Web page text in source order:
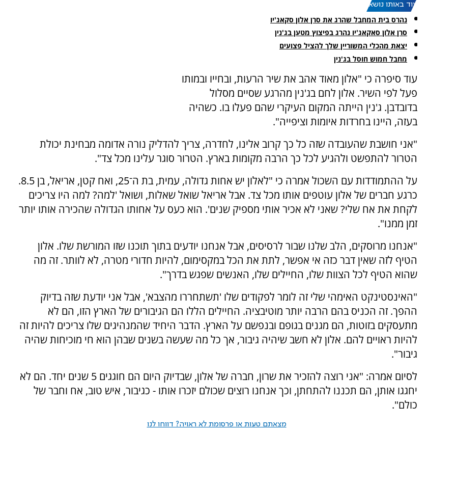
עוד באותו נושא:
נהרס בית המחבל שהרג את סרן אלון סקאג'יו
סרן אלון סאקאג'יו נהרג בפיצוץ מטען בג'נין
יצאת מהכלי המשוריין שלך להציל פצועים
מחבל חמוש חוסל בג'נין
עוד סיפרה כי "אלון מאוד אהב את שיר הרעות, ובחייו ובמותו
פעל לפי השיר. אלון לחם בג'נין מהרגע שסיים מסלול
בדובדבן. ג'נין הייתה המקום העיקרי שהם פעלו בו. כשהיה
בעזה, היינו בחרדות איומות וציפייה".
"אני חושבת שהעובדה שזה כל כך קרוב אלינו, לחדרה, צריך להדליק נורה אדומה מבחינת יכולת
הטרור להתפשט ולהגיע לכל כך הרבה מקומות בארץ. הטרור סוגר עלינו מכל צד".
על ההתמודדות עם השכול אמרה כי "לאלון יש אחות גדולה, עמית, בת ה־25, ואח קטן, אריאל, בן 8.5.
כרגע חברים של אלון עוטפים אותו מכל צד. אבל אריאל שואל שאלות, ושואל 'למה? למה היו צריכים
לקחת את אח שלי? שאני לא אכיר אותי מספיק שנים'. הוא כעס על אחותו הגדולה שהכירה אותו יותר
זמן ממנו".
"אנחנו מרוסקים, הלב שלנו שבור לרסיסים, אבל אנחנו יודעים בתוך תוכנו שזו המורשת שלו. אלון
הטיף לזה שאין דבר כזה אי אפשר, לתת את הכל במקסימום, להיות חדורי מטרה, לא לוותר. זה מה
שהוא הטיף לכל הצוות שלו, החיילים שלו, האנשים שפגש בדרך".
"האינסטינקט האימהי שלי זה לומר לפקודים שלו 'תשתחררו מהצבא', אבל אני יודעת שזה בדיוק
ההפך. זה הכניס בהם הרבה יותר מוטיבציה. החיילים הללו הם הגיבורים של הארץ הזו, הם לא
מתעסקים בזוטות, הם מגנים בגופם ובנפשם על הארץ. הדבר היחיד שהמנהיגים שלו צריכים להיות זה
להיות ראויים להם. אלון לא חשב שיהיה גיבור, אך כל מה שעשה בשנים שבהן הוא חי מוכיחות שהיה
גיבור".
לסיום אמרה: "אני רוצה להזכיר את שרון, חברה של אלון, שבדיוק היום הם חוגגים 5 שנים יחד. הם לא
יחגגו אותן, הם תכננו להתחתן, וכך אנחנו רוצים שכולם יזכרו אותו - כגיבור, איש טוב, אח וחבר של
כולם".
מצאתם טעות או פרסומת לא ראויה? דווחו לנו